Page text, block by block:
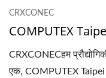
CRXCONEC
COMPUTEX
CRXCONECहम
एक, COMPUTEX Taipei